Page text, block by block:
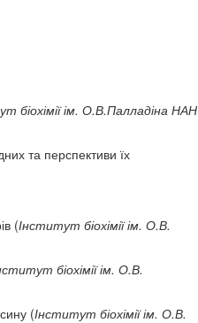
біохімії ім. О.В.Палладіна НАН
та перспективи їх
(Інститут біохімії ім. О.В.
біохімії ім. О.В.
(Інститут біохімії ім. О.В.